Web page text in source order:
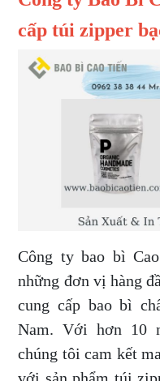
cấp túi zipper
Công ty bao bì
những đơn vị hàng
cung cấp bao bì
Nam. Với hơn 10
chúng tôi cam kết